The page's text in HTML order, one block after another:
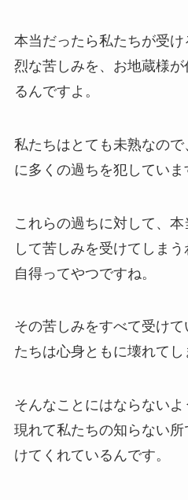
本当だったら私たちが受
烈な苦しみを、お地蔵様
るんですよ。
私たちはとても未熟なの
に多くの過ちを犯していま
これらの過ちに対して、
して苦しみを受けてしま
自得ってやつですね。
その苦しみをすべて受け
たちは心身ともに壊れてし
そんなことにはならない
現れて私たちの知らない
けてくれているんです。